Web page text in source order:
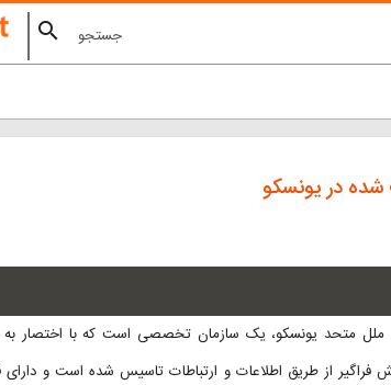
search
شده در یونسکو
ملل متحد یونسکو، یک سازمان تخصصی است که با اختصار
از طریق اطلاعات و ارتباطات تاسیس شده است و